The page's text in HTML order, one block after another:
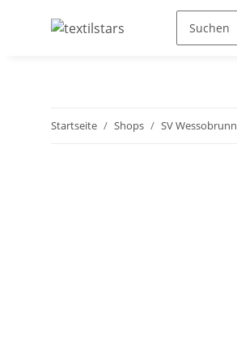
Startseite Shops SV Wessobrunn